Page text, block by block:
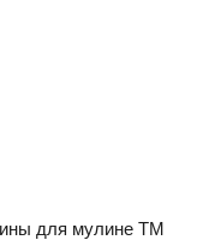
для мулине ТМ